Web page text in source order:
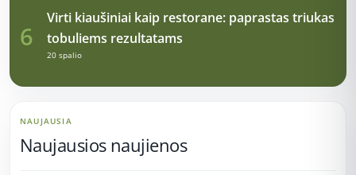
6
Virti kiaušiniai kaip restorane: paprastas triukas
tobuliems rezultatams
20 spalio
NAUJAUSIA
Naujausios naujienos